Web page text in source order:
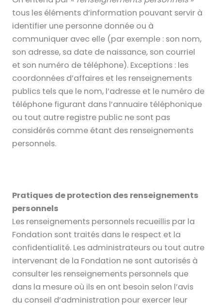
tous les éléments d’information pouvant servir à
identifier une personne donnée ou à
communiquer avec elle (par exemple : son nom,
son adresse, sa date de naissance, son courriel
et son numéro de téléphone). Exceptions : les
coordonnées d’affaires et les renseignements
publics tels que le nom, l’adresse et le numéro de
téléphone figurant dans l’annuaire téléphonique
ou tout autre registre public ne sont pas
considérés comme étant des renseignements
personnels.
Pratiques de protection des renseignements
personnels
Les renseignements personnels recueillis par la
Fondation sont traités dans le respect et la
confidentialité. Les administrateurs ou tout autre
intervenant de la Fondation ne sont autorisés à
consulter les renseignements personnels que
dans la mesure où ils en ont besoin selon l’avis
du conseil d’administration pour exercer leur